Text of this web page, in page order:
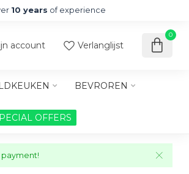
10 years of experience
account Verlanglijst
0
BEVROREN
OFFERS
payment!